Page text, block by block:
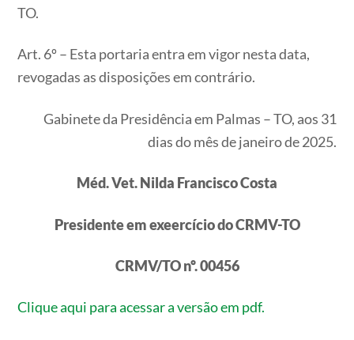
TO.
Art. 6º – Esta portaria entra em vigor nesta data,
revogadas as disposições em contrário.
Gabinete da Presidência em Palmas – TO, aos 31
dias do mês de janeiro de 2025.
Méd. Vet.Nilda Francisco Costa
Presidente em exeercício do CRMV-TO
CRMV/TO nº. 00456
Clique aqui para acessar a versão em pdf.